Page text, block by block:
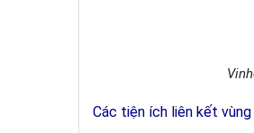
Các tiện ích liên kết vùng